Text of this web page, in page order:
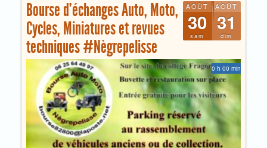
AOÛT
30
sam
AOÛT
31
dim
Bourse d’échanges Auto, Moto,
Cycles, Miniatures et revues
techniques #Nègrepelisse
0 h 00 min